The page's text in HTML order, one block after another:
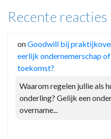
Recente reacties
onGoodwill bij
eerlijk ondernemerschap
toekomst?
Waarom regelen jullie als
onderling? Gelijk een
overname...